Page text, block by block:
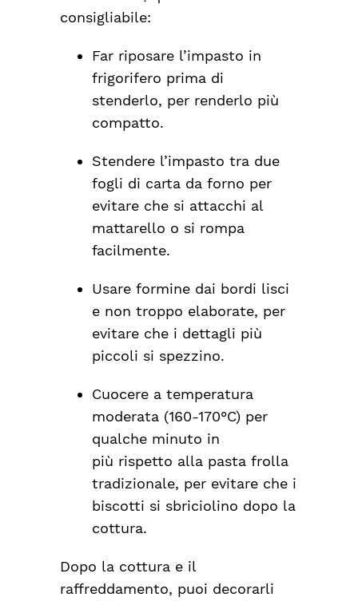
consigliabile:
Far riposare l’impasto in
frigorifero prima di
stenderlo, per renderlo più
compatto.
Stendere l’impasto tra due
fogli di carta da forno per
evitare che si attacchi al
mattarello o si rompa
facilmente.
Usare formine dai bordi lisci
e non troppo elaborate, per
evitare che i dettagli più
piccoli si spezzino.
Cuocere a temperatura
moderata (160-170°C) per
qualche minuto in
più rispetto alla pasta frolla
tradizionale, per evitare che i
biscotti si sbriciolino dopo la
cottura.
Dopo la cottura e il
raffreddamento, puoi decorarli